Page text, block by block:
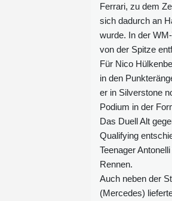
Ferrari, zu dem
sich dadurch an
wurde. In der
von der Spitze
Für Nico
in den
er in Silverstone
Podium in der
Das Duell Alt
Qualifying
Teenager
Rennen.
Auch neben der
(Mercedes)